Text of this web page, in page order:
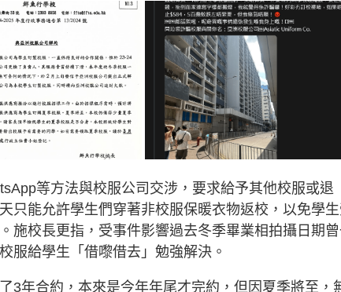
等方法與校服公司交涉，要求給予其他校服或退
只能允許學生們穿著非校服保暖衣物返校，以免學
施校長更指，受事件影響過去冬季畢業相拍攝日期
服給學生「借嚟借去」勉強解決。
3年合約，本來是今年年尾才完約，但因夏季將至，